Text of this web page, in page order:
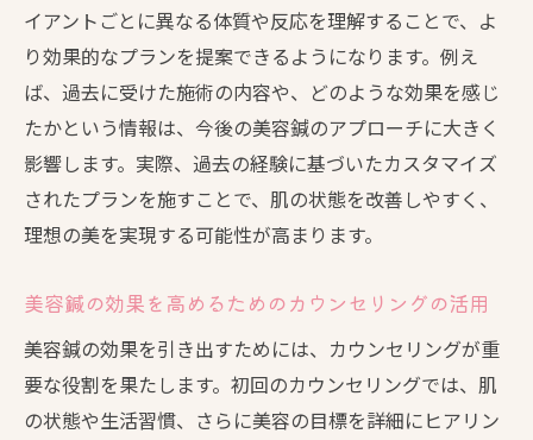
イアントごとに異なる体質や反応を理解することで、よ
り効果的なプランを提案できるようになります。例え
ば、過去に受けた施術の内容や、どのような効果を感じ
たかという情報は、今後の美容鍼のアプローチに大きく
影響します。実際、過去の経験に基づいたカスタマイズ
されたプランを施すことで、肌の状態を改善しやすく、
理想の美を実現する可能性が高まります。
美容鍼の効果を高めるためのカウンセリングの活用
美容鍼の効果を引き出すためには、カウンセリングが重
要な役割を果たします。初回のカウンセリングでは、肌
の状態や生活習慣、さらに美容の目標を詳細にヒアリン